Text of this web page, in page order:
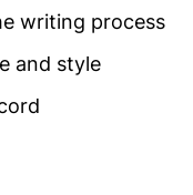
writing process
and style